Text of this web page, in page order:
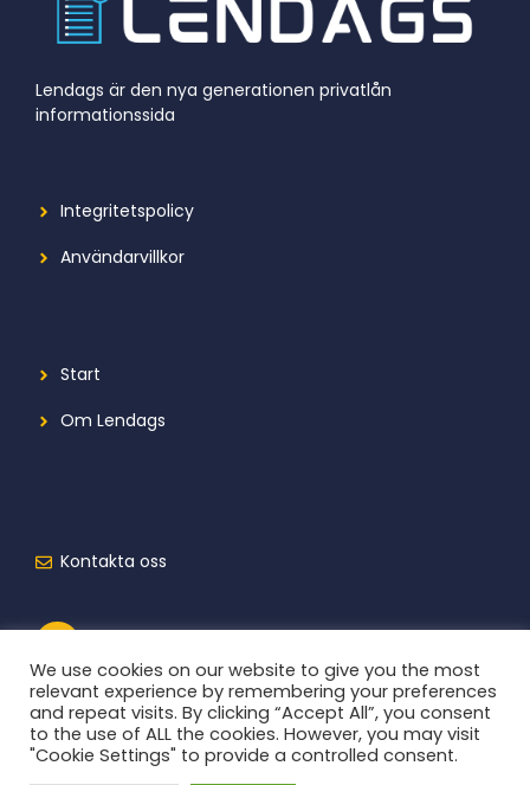
Lendags är den nya generationen privatlån
informationssida
Integritetspolicy
Användarvillkor
Start
Om Lendags
Kontakta oss
We use cookies on our website to give you the most
relevant experience by remembering your preferences
and repeat visits. By clicking “Accept All”, you consent
to the use of ALL the cookies. However, you may visit
"Cookie Settings" to provide a controlled consent.